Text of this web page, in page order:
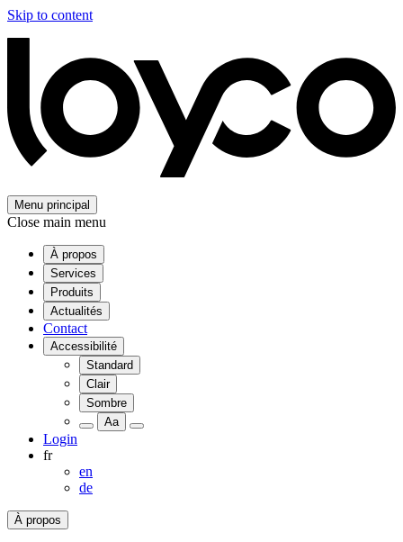
Skip to content
Menu principal
Close main menu
À propos
Services
Produits
Actualités
Contact
Accessibilité
Standard
Clair
Sombre
Aa
Login
fr
en
de
À propos